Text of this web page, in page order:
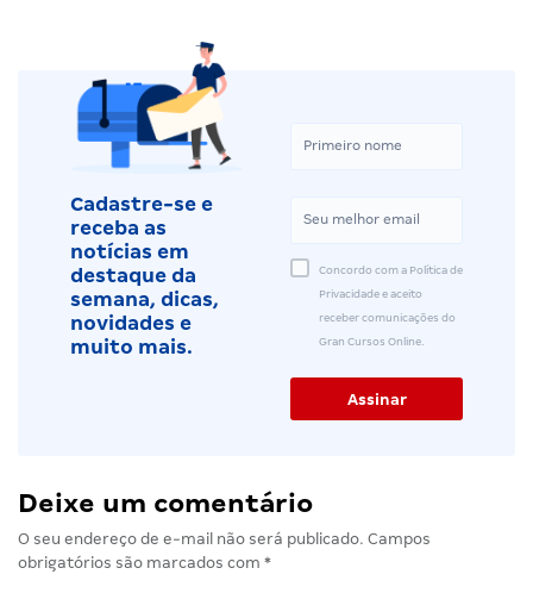
Cadastre-se e
receba as
notícias em
destaque da
semana, dicas,
novidades e
muito mais.
Concordo com a Política de
Privacidade e aceito
receber comunicações do
Gran Cursos Online.
Deixe um comentário
O seu endereço de e-mail não será publicado. Campos
obrigatórios são marcados com *